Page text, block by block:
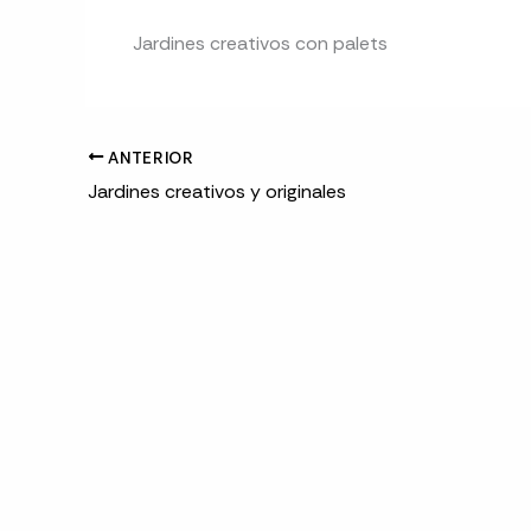
Jardines creativos con palets
ANTERIOR
Jardines creativos y originales